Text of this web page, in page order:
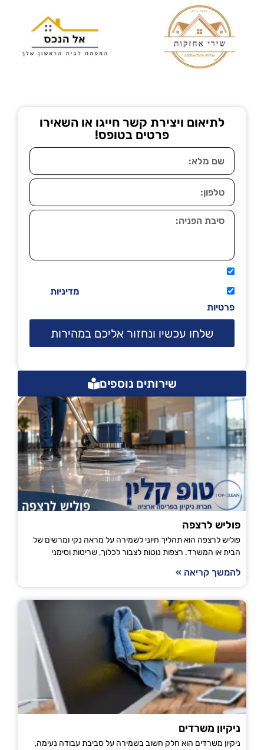
לתיאום ויצירת קשר חייגו או השאירו
פרטים בטופס!
מדיניות
פרטיות
שלחו עכשיו ונחזור אליכם במהירות
שירותים נוספים
פוליש לרצפה
פוליש לרצפה הוא תהליך חיוני לשמירה על מראה נקי ומרשים של
הבית או המשרד. רצפות נוטות לצבור לכלוך, שריטות וסימני
להמשך קריאה »
ניקיון משרדים
ניקיון משרדים הוא חלק חשוב בשמירה על סביבת עבודה נעימה,